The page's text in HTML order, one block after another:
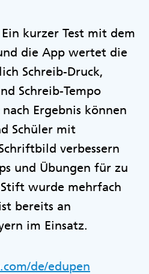
kurzer Test mit dem
die App wertet die
Schreib-Druck,
Schreib-Tempo
Ergebnis können
Schüler mit
verbessern
und Übungen für zu
wurde mehrfach
bereits an
im Einsatz.
de/edupen